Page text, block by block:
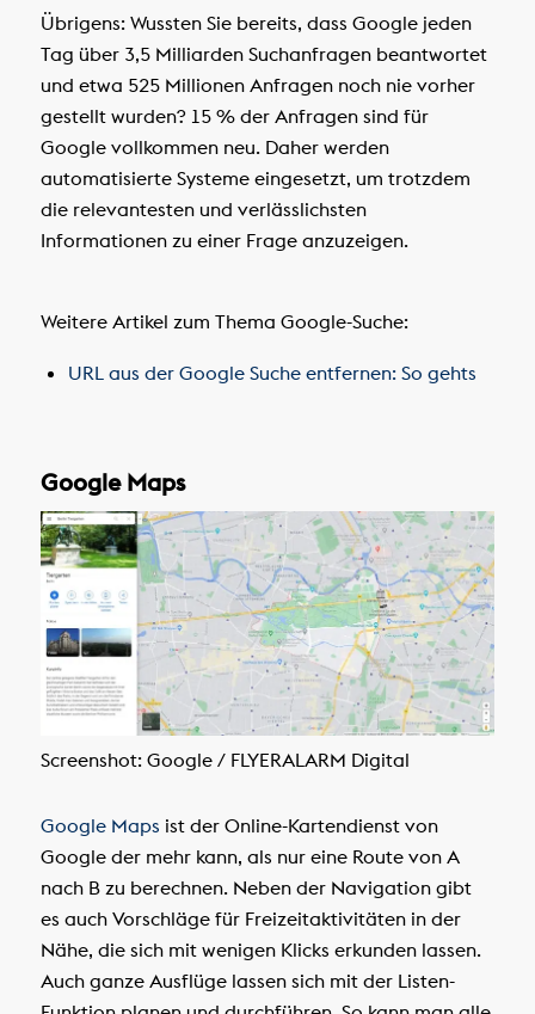
Übrigens: Wussten Sie bereits, dass Google jeden
Tag über 3,5 Milliarden Suchanfragen beantwortet
und etwa 525 Millionen Anfragen noch nie vorher
gestellt wurden? 15 % der Anfragen sind für
Google vollkommen neu. Daher werden
automatisierte Systeme eingesetzt, um trotzdem
die relevantesten und verlässlichsten
Informationen zu einer Frage anzuzeigen.
Weitere Artikel zum Thema Google-Suche:
URL aus der Google Suche entfernen: So gehts
Google Maps
Screenshot: Google / FLYERALARM Digital
Google Maps ist der Online-Kartendienst von
Google der mehr kann, als nur eine Route von A
nach B zu berechnen. Neben der Navigation gibt
es auch Vorschläge für Freizeitaktivitäten in der
Nähe, die sich mit wenigen Klicks erkunden lassen.
Auch ganze Ausflüge lassen sich mit der Listen-